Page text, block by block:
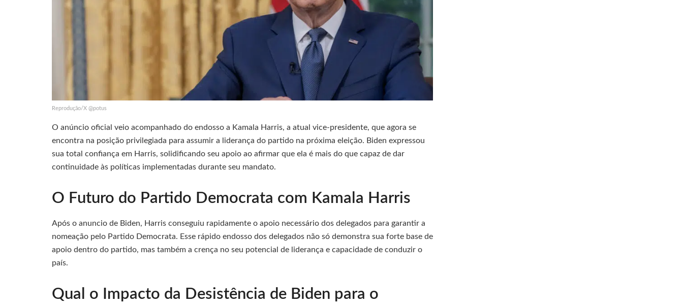
Reprodução/X @potus
O anúncio oficial veio acompanhado do endosso a Kamala Harris, a atual vice-presidente, que agora se
encontra na posição privilegiada para assumir a liderança do partido na próxima eleição. Biden expressou
sua total confiança em Harris, solidificando seu apoio ao afirmar que ela é mais do que capaz de dar
continuidade às políticas implementadas durante seu mandato.
O Futuro do Partido Democrata com Kamala Harris
Após o anuncio de Biden, Harris conseguiu rapidamente o apoio necessário dos delegados para garantir a
nomeação pelo Partido Democrata. Esse rápido endosso dos delegados não só demonstra sua forte base de
apoio dentro do partido, mas também a crença no seu potencial de liderança e capacidade de conduzir o
país.
Qual o Impacto da Desistência de Biden para o